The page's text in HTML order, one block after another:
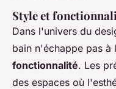
Style et
Dans l'univers du
bain n'échappe pas à
fonctionnalité. Les
des espaces où